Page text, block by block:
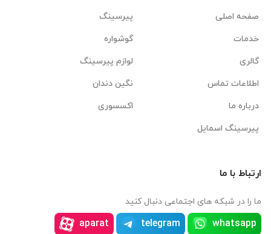
صفحه اصلی
خدمات
گالری
اطلاعات تماس
درباره ما
پیرسینگ اسمایل
پیرسینگ
گوشواره
لوازم پیرسینگ
نگین دندان
اکسسوری
ارتباط با ما
ما را در شبکه های اجتماعی دنبال کنید
whatsapp
telegram
aparat